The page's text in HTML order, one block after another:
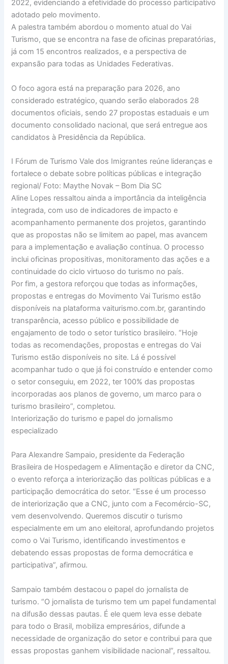
2022, evidenciando a efetividade do processo participativo
adotado pelo movimento.
A palestra também abordou o momento atual do Vai
Turismo, que se encontra na fase de oficinas preparatórias,
já com 15 encontros realizados, e a perspectiva de
expansão para todas as Unidades Federativas.
O foco agora está na preparação para 2026, ano
considerado estratégico, quando serão elaborados 28
documentos oficiais, sendo 27 propostas estaduais e um
documento consolidado nacional, que será entregue aos
candidatos à Presidência da República.
I Fórum de Turismo Vale dos Imigrantes reúne lideranças e
fortalece o debate sobre políticas públicas e integração
regional/ Foto: Maythe Novak – Bom Dia SC
Aline Lopes ressaltou ainda a importância da inteligência
integrada, com uso de indicadores de impacto e
acompanhamento permanente dos projetos, garantindo
que as propostas não se limitem ao papel, mas avancem
para a implementação e avaliação contínua. O processo
inclui oficinas propositivas, monitoramento das ações e a
continuidade do ciclo virtuoso do turismo no país.
Por fim, a gestora reforçou que todas as informações,
propostas e entregas do Movimento Vai Turismo estão
disponíveis na plataforma vaiturismo.com.br, garantindo
transparência, acesso público e possibilidade de
engajamento de todo o setor turístico brasileiro. “Hoje
todas as recomendações, propostas e entregas do Vai
Turismo estão disponíveis no site. Lá é possível
acompanhar tudo o que já foi construído e entender como
o setor conseguiu, em 2022, ter 100% das propostas
incorporadas aos planos de governo, um marco para o
turismo brasileiro”, completou.
Interiorização do turismo e papel do jornalismo
especializado
Para Alexandre Sampaio, presidente da Federação
Brasileira de Hospedagem e Alimentação e diretor da CNC,
o evento reforça a interiorização das políticas públicas e a
participação democrática do setor. “Esse é um processo
de interiorização que a CNC, junto com a Fecomércio-SC,
vem desenvolvendo. Queremos discutir o turismo
especialmente em um ano eleitoral, aprofundando projetos
como o Vai Turismo, identificando investimentos e
debatendo essas propostas de forma democrática e
participativa”, afirmou.
Sampaio também destacou o papel do jornalista de
turismo. “O jornalista de turismo tem um papel fundamental
na difusão dessas pautas. É ele quem leva esse debate
para todo o Brasil, mobiliza empresários, difunde a
necessidade de organização do setor e contribui para que
essas propostas ganhem visibilidade nacional”, ressaltou.